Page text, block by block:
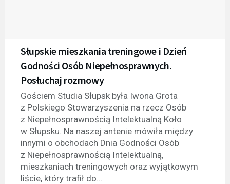
Słupskie mieszkania treningowe i Dzień
Godności Osób Niepełnosprawnych.
Posłuchaj rozmowy
Gościem Studia Słupsk była Iwona Grota
z Polskiego Stowarzyszenia na rzecz Osób
z Niepełnosprawnością Intelektualną Koło
w Słupsku. Na naszej antenie mówiła między
innymi o obchodach Dnia Godności Osób
z Niepełnosprawnością Intelektualną,
mieszkaniach treningowych oraz wyjątkowym
liście, który trafił do...